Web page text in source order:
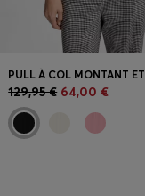
129,95 € 64,00 €